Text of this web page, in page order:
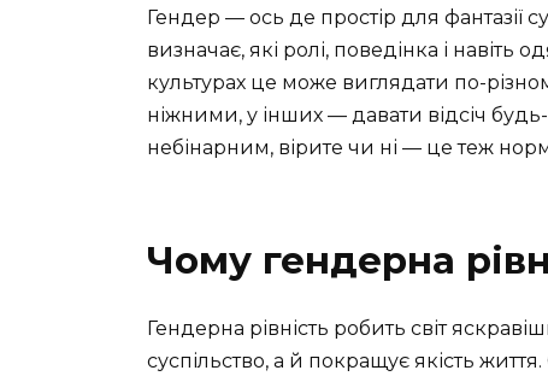
Гендер — ось де простір для фантазії
визначає, які ролі, поведінка і навіть
культурах це може виглядати по-
ніжними, у інших — давати відсіч
небінарним, вірите чи ні — це теж
Чому гендерна
Гендерна рівність робить світ
суспільство, а й покращує якість